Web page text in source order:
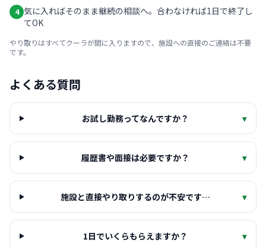
4 気に入ればそのまま継続の相談へ。合わなければ1日で終了し
てOK
やり取りはすべてクーラが間に入りますので、施設への直接のご連絡は不要
です。
よくある質問
お試し勤務ってなんですか？ ▾
履歴書や面接は必要ですか？ ▾
施設と直接やり取りするのが不安です… ▾
1日でいくらもらえますか？ ▾